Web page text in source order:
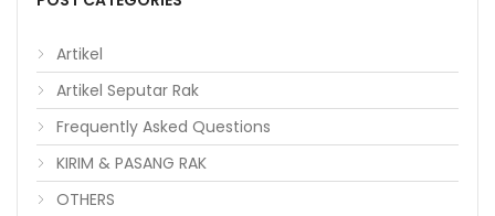
Artikel
Artikel Seputar Rak
Frequently Asked Questions
KIRIM & PASANG RAK
OTHERS